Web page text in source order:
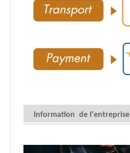
Information de l'entreprise